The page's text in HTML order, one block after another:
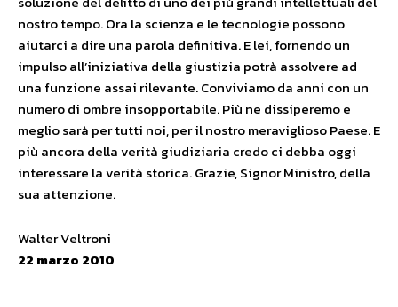
nostro tempo. Ora la scienza e le tecnologie possono
aiutarci a dire una parola definitiva. E lei, fornendo un
impulso all’iniziativa della giustizia potrà assolvere ad
una funzione assai rilevante. Conviviamo da anni con un
numero di ombre insopportabile. Più ne dissiperemo e
meglio sarà per tutti noi, per il nostro meraviglioso Paese. E
più ancora della verità giudiziaria credo ci debba oggi
interessare la verità storica. Grazie, Signor Ministro, della
sua attenzione.
Walter Veltroni
22 marzo 2010